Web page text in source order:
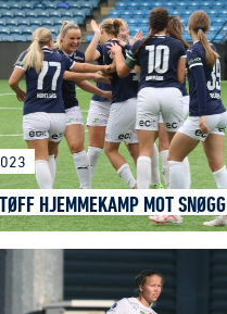
HJEMMEKAMP MOT SNØGG